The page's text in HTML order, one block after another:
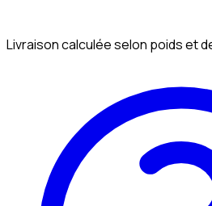
Livraison calculée selon poids et